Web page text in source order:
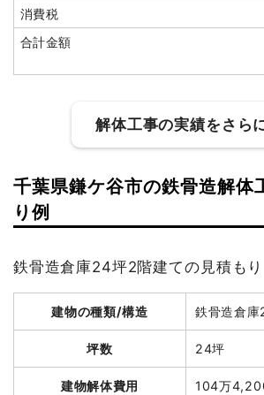
建物の種類/構造
坪数 42坪
総額 242万
養生費
320m² 600円
アスベスト撤去
1式
浄化槽・便槽撤去
室外設備・機器撤去
植木・植栽撤去
消費税
合計金額
解体工事の実績をさら
建物の種類/構造
建物解体費用 97万5,000円
総額 163万9,000
千葉県鎌ケ谷市の鉄骨造解体
り例
鉄骨造倉庫24坪2階建ての見積もり
建物の種類/構造 鉄骨造倉庫
坪数 24坪
建物解体費用 104万